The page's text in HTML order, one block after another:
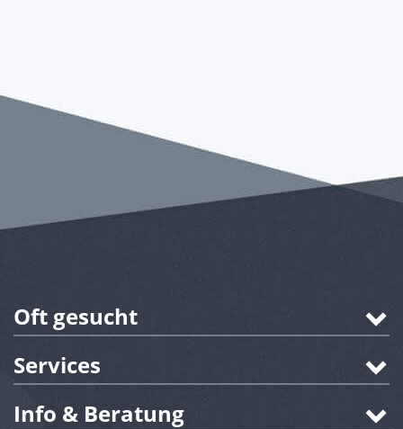
Oft gesucht
Services
Info & Beratung